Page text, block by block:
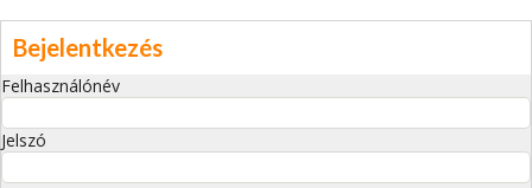
Bejelentkezés
Felhasználónév
Jelszó